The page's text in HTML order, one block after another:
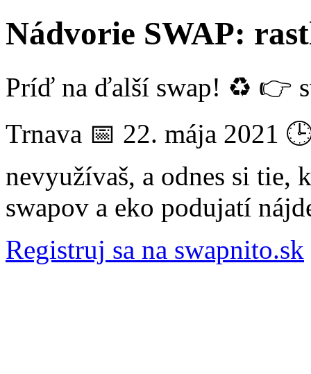
Nádvorie SWAP:
Príď na ďalší swap! ♻️ 👉
Trnava 📅 22. mája 2021
nevyužívaš, a odnes si tie,
swapov a eko podujatí
Registruj sa na swapnito.sk